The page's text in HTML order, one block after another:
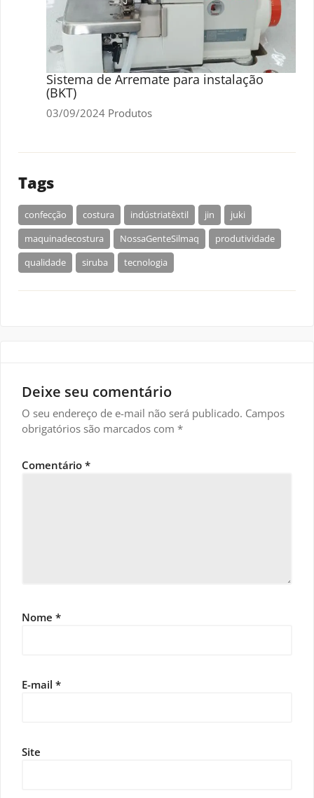
Sistema de Arremate para instalação
(BKT)
03/09/2024 Produtos
Tags
confecção costura indústriatêxtil jin
juki
maquinadecostura
NossaGenteSilmaq
produtividade
qualidade
siruba tecnologia
Deixe seu comentário
O seu endereço de e-mail não será publicado. Campos
obrigatórios são marcados com *
Comentário *
Nome *
E-mail *
Site